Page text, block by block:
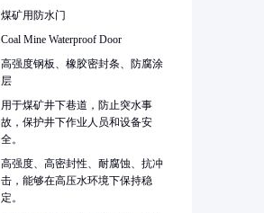
煤矿用防水门
Coal Mine Waterproof Door
高强度钢板、橡胶密封条、防腐涂
层
用于煤矿井下巷道，防止突水事
故，保护井下作业人员和设备安
全。
高强度、高密封性、耐腐蚀、抗冲
击，能够在高压水环境下保持稳
定。